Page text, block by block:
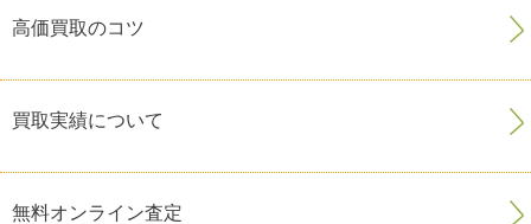
高価買取のコツ
買取実績について
無料オンライン査定